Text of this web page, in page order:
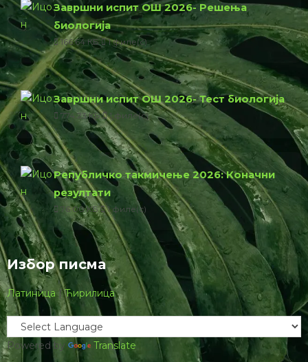
Завршни испит ОШ 2026- Решења
биологија
166.64 КБ 1 филе(с)
Завршни испит ОШ 2026- Тест биологија
774.23 КБ 1 филе(с)
Републичко такмичење 2026: Коначни
резултати
76.00 КБ 1 филе(с)
Избор писма
Латиница|Ћирилица
Powered by Translate